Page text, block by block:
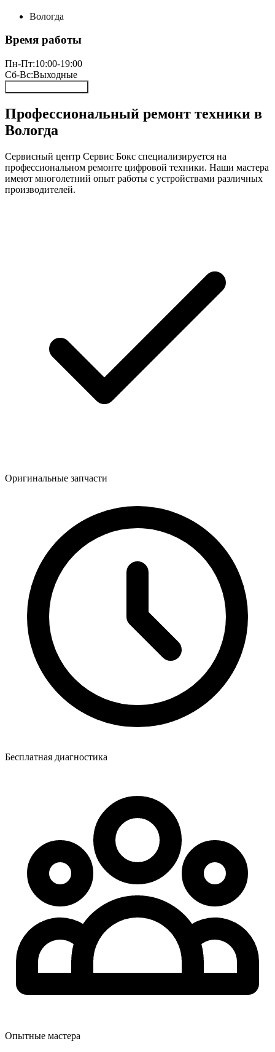
Вологда
Время работы
Пн-Пт:10:00-19:00
Сб-Вс:Выходные
Профессиональный ремонт техники в
Вологда
Сервисный центр Сервис Бокс специализируется на
профессиональном ремонте цифровой техники. Наши мастера
имеют многолетний опыт работы с устройствами различных
производителей.
Оригинальные запчасти
Бесплатная диагностика
Опытные мастера